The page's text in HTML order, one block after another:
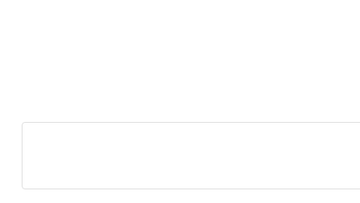
Ürün bilgilerinde hatalar bulunuyor.